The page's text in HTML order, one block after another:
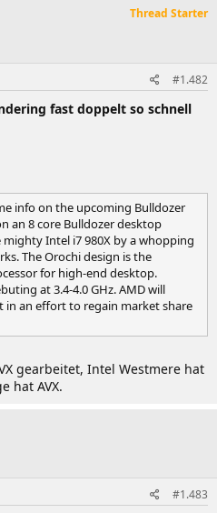
Thread Starter
#1.482
fast doppelt so schnell
info on the upcoming Bulldozer
an 8 core Bulldozer desktop
Intel i7 980X by a whopping
The Orochi design is the
for high-end desktop.
at 3.4-4.0 GHz. AMD will
in an effort to regain market share
gearbeitet, Intel Westmere hat
hat AVX.
#1.483